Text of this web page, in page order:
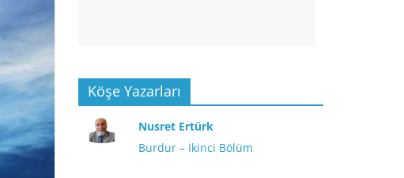
Köşe Yazarları
Nusret Ertürk
Burdur – İkinci Bölüm